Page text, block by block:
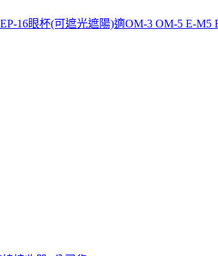
16眼杯(可遮光遮陽)適OM-3 OM-5 E-M5